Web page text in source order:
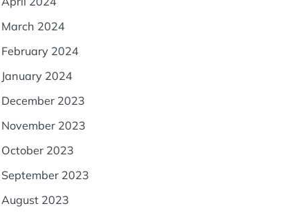
March 2024
February 2024
January 2024
December 2023
November 2023
October 2023
September 2023
August 2023